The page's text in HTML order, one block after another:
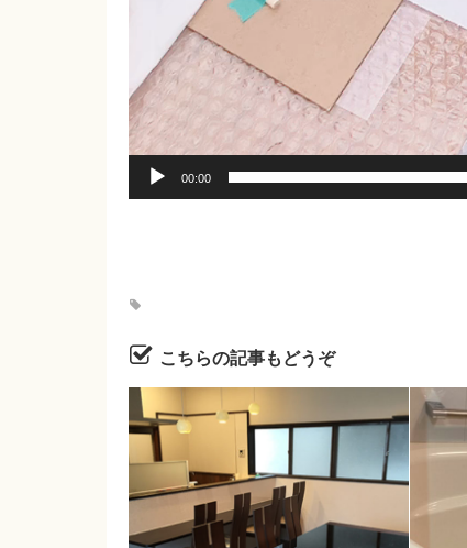
00:00
こちらの記事もどうぞ